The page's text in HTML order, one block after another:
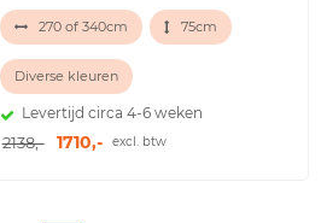
270 of 340cm 75cm
Diverse kleuren
Levertijd circa 4-6 weken
2138,- 1710,- excl. btw